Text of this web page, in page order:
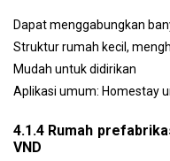
Dapat menggabungkan
Struktur rumah kecil,
Mudah untuk didirikan
Aplikasi umum: Homestay
4.1.4 Rumah
VND